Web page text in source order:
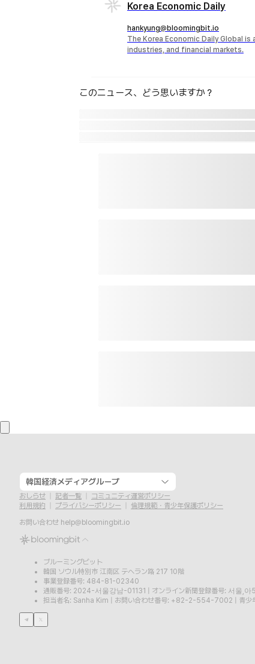
Korea Economic Daily
hankyung@bloomingbit.io
The Korea Economic Daily Global
industries, and financial markets.
このニュース、どう思いますか？
韓国経済メディアグループ
おしらせ 記者一覧
コミュニティ運営ポリシー
利用規約
プライバシーポリシー
倫理規範・青少年保護ポリシー
お問い合わせ help@bloomingbit.io
ブルーミングビット
韓国 ソウル特別市 江南区 テヘラン路 217 10階
事業登録番号: 484-81-02340
通販番号: 2024-서울강남-01131
オンライン新聞登録番号: 서울,
担当者名: Sanha Kim
お問い合わせ番号: +82-2-554-7002 青少